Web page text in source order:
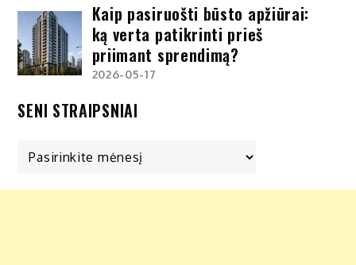
Kaip pasiruošti būsto apžiūrai:
ką verta patikrinti prieš
priimant sprendimą?
2026-05-17
SENI STRAIPSNIAI